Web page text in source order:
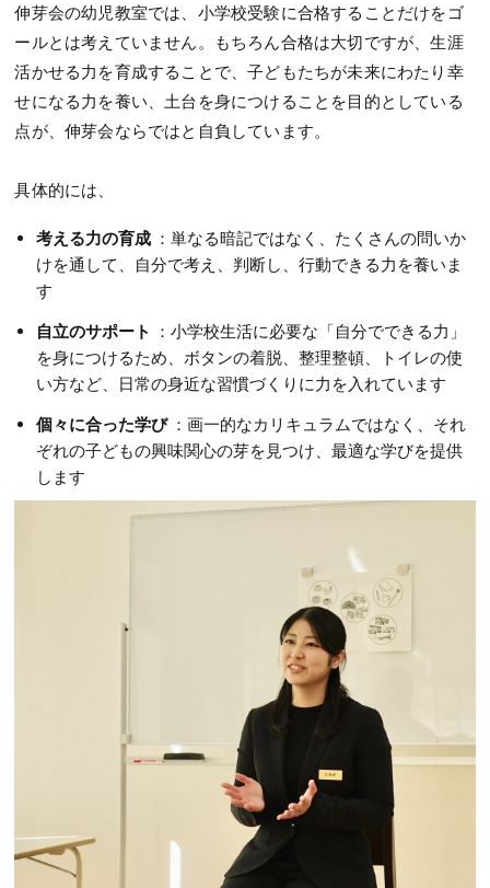
伸芽会の幼児教室では、小学校受験に合格することだけをゴ
ールとは考えていません。もちろん合格は大切ですが、生涯
活かせる力を育成することで、子どもたちが未来にわたり幸
せになる力を養い、土台を身につけることを目的としている
点が、伸芽会ならではと自負しています。
具体的には、
考える力の育成 ：単なる暗記ではなく、たくさんの問いか
けを通して、自分で考え、判断し、行動できる力を養いま
す
自立のサポート
：小学校生活に必要な「自分でできる力」
を身につけるため、ボタンの着脱、整理整頓、トイレの使
い方など、日常の身近な習慣づくりに力を入れています
個々に合った学び：画一的なカリキュラムではなく、それ
ぞれの子どもの興味関心の芽を見つけ、最適な学びを提供
します